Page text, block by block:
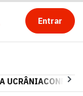
Entrar
UCRÂNIA